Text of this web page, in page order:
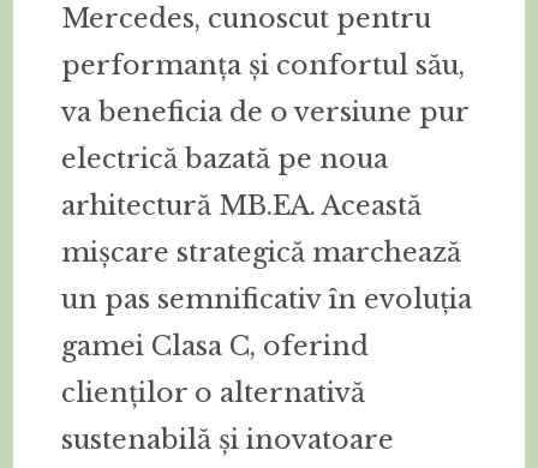
Mercedes, cunoscut pentru
performanța și confortul său,
va beneficia de o versiune pur
electrică bazată pe noua
arhitectură MB.EA. Această
mișcare strategică marchează
un pas semnificativ în evoluția
gamei Clasa C, oferind
clienților o alternativă
sustenabilă și inovatoare